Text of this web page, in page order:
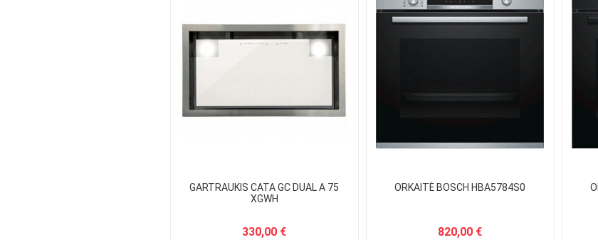
GARTRAUKIS CATA GC DUAL A 75
XGWH
330,00 €
ORKAITĖ BOSCH HBA5784S0
820,00 €